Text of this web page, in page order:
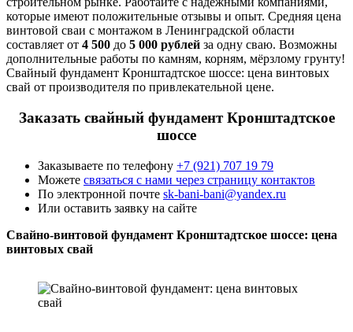
которые имеют положительные отзывы и опыт. Средняя цена
винтовой сваи с монтажом в Ленинградской области
составляет от 4 500 до 5 000 рублей за одну сваю. Возможны
дополнительные работы по камням, корням, мёрзлому грунту!
Свайный фундамент Кронштадтское шоссе: цена винтовых
свай от производителя по привлекательной цене.
Заказать свайный фундамент Кронштадтское
шоссе
Заказываете по телефону +7 (921) 707 19 79
Можете связаться с нами через страницу контактов
По электронной почте sk-bani-bani@yandex.ru
Или оставить заявку на сайте
Свайно-винтовой фундамент Кронштадтское шоссе: цена
винтовых свай